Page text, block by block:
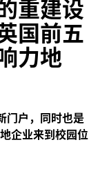
重建设
国前五
力地
门户，同时也是
企业来到校园位